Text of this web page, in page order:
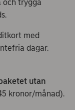
och trygga
med
dagar.
utan
kronor/månad).